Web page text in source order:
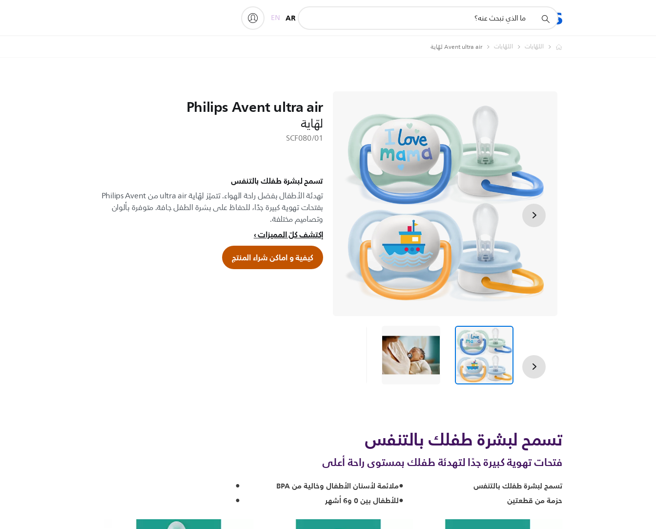
المنتجات
أيقونة
دعم
AR
EN
اللهّايات اللهّايات Avent ultra air لهّاية
Philips Avent ultra air
لهّاية
SCF080/01
تسمح لبشرة طفلك بالتنفس
تهدئة الأطفال بفضل راحة الهواء. تتميّز لهّاية ultra air من Philips Avent
بفتحات تهوية كبيرة جدًا، للحفاظ على بشرة الطفل جافة. متوفرة بألوان
وتصاميم مختلفة.
إكتشف كلّ المميزات
كيفية و اماكن شراء المنتج
تسمح لبشرة طفلك بالتنفس
فتحات تهوية كبيرة جدًا لتهدئة طفلك بمستوى راحة أعلى
تسمح لبشرة طفلك بالتنفس
ملائمة لأسنان الأطفال وخالية من BPA
حزمة من قطعتين
للأطفال بين 0 و6 أشهر